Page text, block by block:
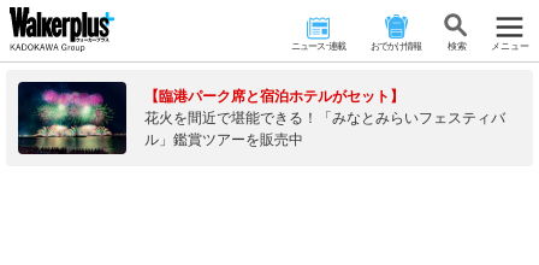
ニュース･連載 おでかけ情報 検 索 メニュー
【臨港パーク席と宿泊ホテルがセット】
花火を間近で堪能できる！「みなとみらいフェスティバ
ル」鑑賞ツアーを販売中